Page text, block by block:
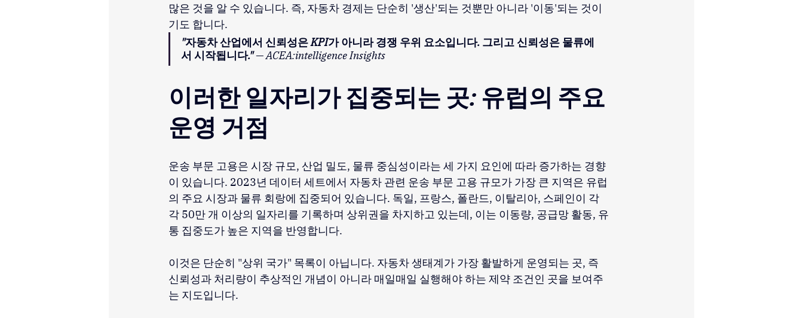
많은 것을 알 수 있습니다. 즉, 자동차 경제는 단순히 '생산'되는 것뿐만 아니라 '이동'되는 것이
기도 합니다.
"자동차 산업에서 신뢰성은 KPI가 아니라 경쟁 우위 요소입니다. 그리고 신뢰성은 물류에
서 시작됩니다."—ACEA:intelligence Insights
이러한 일자리가 집중되는 곳: 유럽의 주요
운영 거점
운송 부문 고용은 시장 규모, 산업 밀도, 물류 중심성이라는 세 가지 요인에 따라 증가하는 경향
이 있습니다. 2023년 데이터 세트에서 자동차 관련 운송 부문 고용 규모가 가장 큰 지역은 유럽
의 주요 시장과 물류 회랑에 집중되어 있습니다. 독일, 프랑스, 폴란드, 이탈리아, 스페인이 각
각 50만 개 이상의 일자리를 기록하며 상위권을 차지하고 있는데, 이는 이동량, 공급망 활동, 유
통 집중도가 높은 지역을 반영합니다.
이것은 단순히 "상위 국가" 목록이 아닙니다. 자동차 생태계가 가장 활발하게 운영되는 곳, 즉
신뢰성과 처리량이 추상적인 개념이 아니라 매일매일 실행해야 하는 제약 조건인 곳을 보여주
는 지도입니다.